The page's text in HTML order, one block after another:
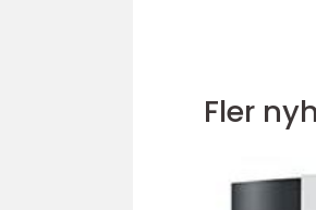
Fler